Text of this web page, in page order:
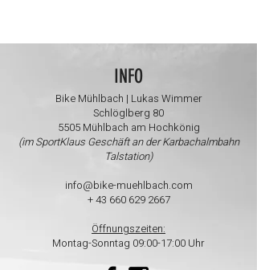
INFO
Bike Mühlbach | Lukas Wimmer
Schlöglberg 80
5505 Mühlbach am Hochkönig
(im SportKlaus Geschäft an der Karbachalmbahn
Talstation)
info@bike-muehlbach.com
+43 660 629 2667
Öffnungszeiten:
Montag-Sonntag 09:00-17:00 Uhr